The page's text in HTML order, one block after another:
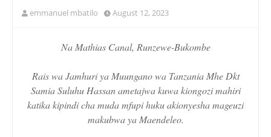
emmanuel mbatilo August 12, 2023
Na Mathias Canal, Runzewe-Bukombe
Rais wa Jamhuri ya Muungano wa Tanzania Mhe Dkt
Samia Suluhu Hassan ametajwa kuwa kiongozi mahiri
katika kipindi cha muda mfupi huku akionyesha mageuzi
makubwa ya Maendeleo.